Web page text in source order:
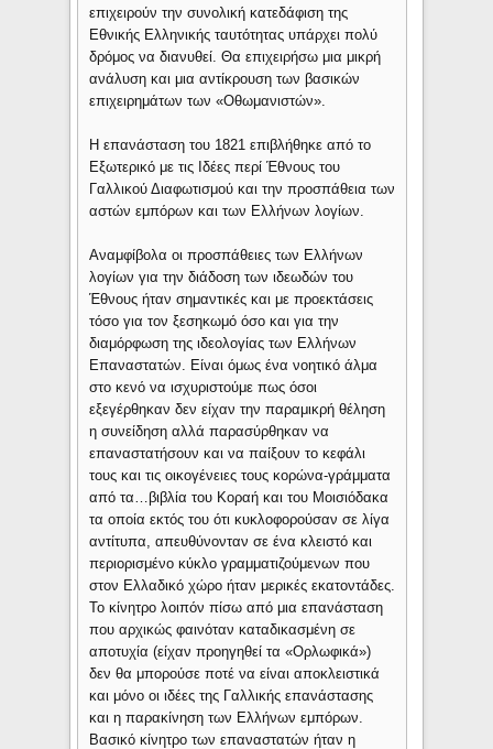
επιχειρούν την συνολική κατεδάφιση της
Εθνικής Ελληνικής ταυτότητας υπάρχει πολύ
δρόμος να διανυθεί. Θα επιχειρήσω μια μικρή
ανάλυση και μια αντίκρουση των βασικών
επιχειρημάτων των «Οθωμανιστών».
Η επανάσταση του 1821 επιβλήθηκε από το
Εξωτερικό με τις Ιδέες περί Έθνους του
Γαλλικού Διαφωτισμού και την προσπάθεια των
αστών εμπόρων και των Ελλήνων λογίων.
Αναμφίβολα οι προσπάθειες των Ελλήνων
λογίων για την διάδοση των ιδεωδών του
Έθνους ήταν σημαντικές και με προεκτάσεις
τόσο για τον ξεσηκωμό όσο και για την
διαμόρφωση της ιδεολογίας των Ελλήνων
Επαναστατών. Είναι όμως ένα νοητικό άλμα
στο κενό να ισχυριστούμε πως όσοι
εξεγέρθηκαν δεν είχαν την παραμικρή θέληση
η συνείδηση αλλά παρασύρθηκαν να
επαναστατήσουν και να παίξουν το κεφάλι
τους και τις οικογένειες τους κορώνα-γράμματα
από τα…βιβλία του Κοραή και του Μοισιόδακα
τα οποία εκτός του ότι κυκλοφορούσαν σε λίγα
αντίτυπα, απευθύνονταν σε ένα κλειστό και
περιορισμένο κύκλο γραμματιζούμενων που
στον Ελλαδικό χώρο ήταν μερικές εκατοντάδες.
Το κίνητρο λοιπόν πίσω από μια επανάσταση
που αρχικώς φαινόταν καταδικασμένη σε
αποτυχία (είχαν προηγηθεί τα «Ορλωφικά»)
δεν θα μπορούσε ποτέ να είναι αποκλειστικά
και μόνο οι ιδέες της Γαλλικής επανάστασης
και η παρακίνηση των Ελλήνων εμπόρων.
Βασικό κίνητρο των επαναστατών ήταν η